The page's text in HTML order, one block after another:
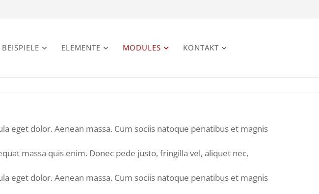
BEISPIELE ELEMENTE MODULES KONTAKT
eget dolor. Aenean massa. Cum sociis natoque penatibus et magnis
massa quis enim. Donec pede justo, fringilla vel, aliquet nec,
eget dolor. Aenean massa. Cum sociis natoque penatibus et magnis